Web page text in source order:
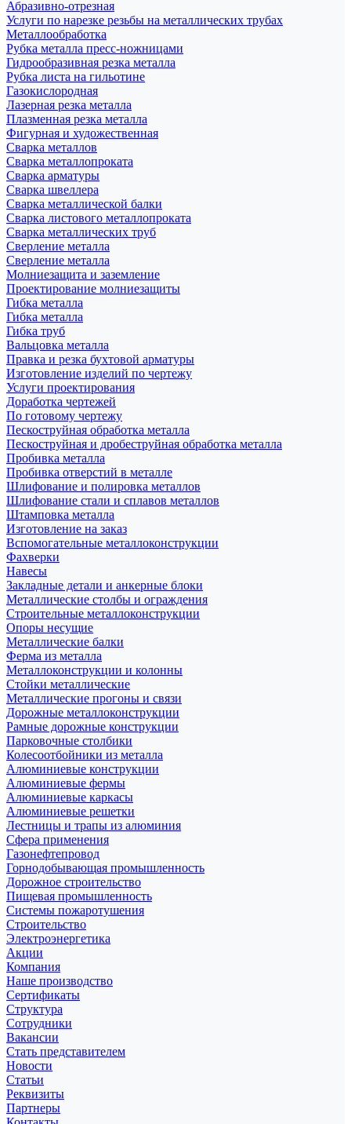
Абразивно-отрезная
Услуги по нарезке резьбы на металлических трубах
Металлообработка
Рубка металла пресс-ножницами
Гидрообразивная резка металла
Рубка листа на гильотине
Газокислородная
Лазерная резка металла
Плазменная резка металла
Фигурная и художественная
Сварка металлов
Сварка металлопроката
Сварка арматуры
Сварка швеллера
Сварка металлической балки
Сварка листового металлопроката
Сварка металлических труб
Сверление металла
Сверление металла
Молниезащита и заземление
Проектирование молниезащиты
Гибка металла
Гибка металла
Гибка труб
Вальцовка металла
Правка и резка бухтовой арматуры
Изготовление изделий по чертежу
Услуги проектирования
Доработка чертежей
По готовому чертежу
Пескоструйная обработка металла
Пескоструйная и дробеструйная обработка металла
Пробивка металла
Пробивка отверстий в металле
Шлифование и полировка металлов
Шлифование стали и сплавов металлов
Штамповка металла
Изготовление на заказ
Вспомогательные металлоконструкции
Фахверки
Навесы
Закладные детали и анкерные блоки
Металлические столбы и ограждения
Строительные металлоконструкции
Опоры несущие
Металлические балки
Ферма из металла
Металлоконструкции и колонны
Стойки металлические
Металлические прогоны и связи
Дорожные металлоконструкции
Рамные дорожные конструкции
Парковочные столбики
Колесоотбойники из металла
Алюминиевые конструкции
Алюминиевые фермы
Алюминиевые каркасы
Алюминиевые решетки
Лестницы и трапы из алюминия
Сфера применения
Газонефтепровод
Горнодобывающая промышленность
Дорожное строительство
Пищевая промышленность
Системы пожаротушения
Строительство
Электроэнергетика
Акции
Компания
Наше производство
Сертификаты
Структура
Сотрудники
Вакансии
Стать представителем
Новости
Статьи
Реквизиты
Партнеры